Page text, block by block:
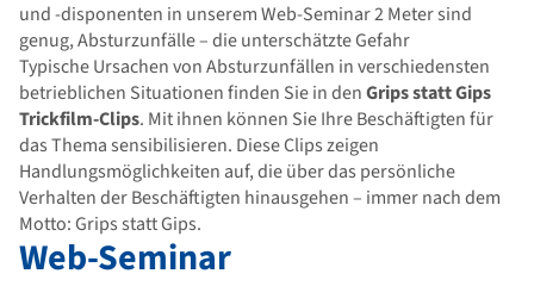
und -disponenten in unserem Web-Seminar 2 Meter sind
genug, Absturzunfälle – die unterschätzte Gefahr
Typische Ursachen von Absturzunfällen in verschiedensten
betrieblichen Situationen finden Sie in denGrips stattGips
Trickfilm-Clips. Mit ihnen können Sie Ihre Beschäftigten für
das Thema sensibilisieren. Diese Clips zeigen
Handlungsmöglichkeiten auf, die über das persönliche
Verhalten der Beschäftigten hinausgehen – immer nach dem
Motto: Grips statt Gips.
Web-Seminar